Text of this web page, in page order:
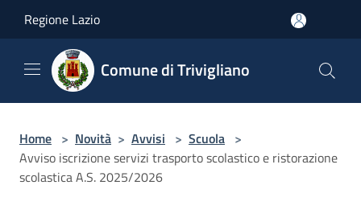
Regione Lazio
Comune di Trivigliano
Home > Novità > Avvisi > Scuola >
Avviso iscrizione servizi trasporto scolastico e ristorazione
scolastica A.S. 2025/2026